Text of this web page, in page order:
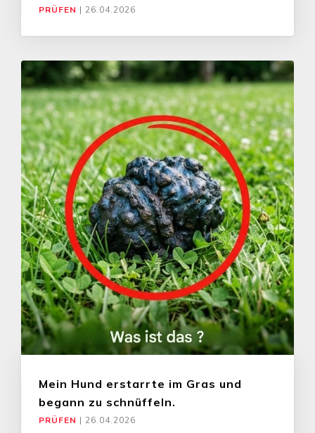
PRÜFEN | 26.04.2026
Mein Hund erstarrte im Gras und
begann zu schnüffeln.
PRÜFEN | 26.04.2026